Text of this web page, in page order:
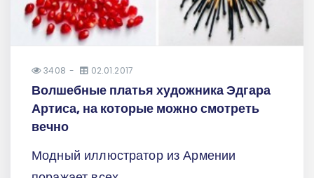
3408 02.01.2017
Волшебные платья художника Эдгара
Артиса, на которые можно смотреть
вечно
Модный иллюстратор из Армении